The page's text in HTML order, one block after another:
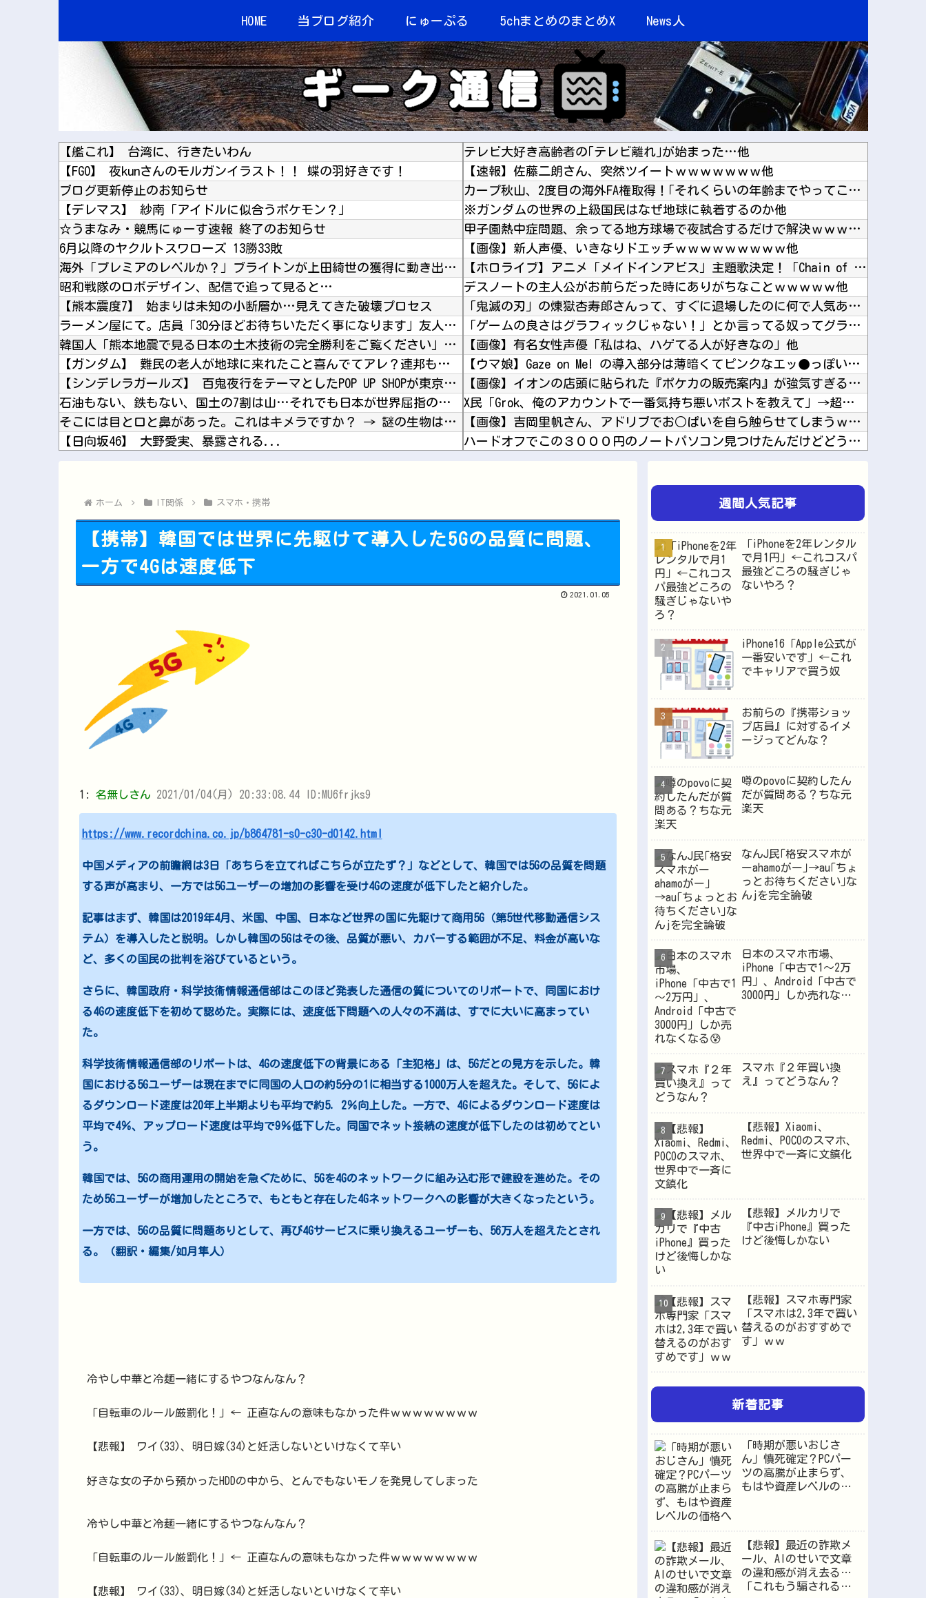
HOME 当ブログ紹介 にゅーぷる 5chまとめのまとめX News人
【艦これ】 台湾に、行きたいわん
【FGO】 夜kunさんのモルガンイラスト！！ 蝶の羽好きです！
ブログ更新停止のお知らせ
【デレマス】 紗南「アイドルに似合うポケモン？」
☆うまなみ・競馬にゅーす速報 終了のお知らせ
6月以降のヤクルトスワローズ 13勝33敗
海外「プレミアのレベルか？」ブライトンが上田綺世の獲得に動き出して海外大騒ぎ！（海外の反応...
昭和戦隊のロボデザイン、配信で追って見ると…
【熊本震度7】 始まりは未知の小断層か…見えてきた破壊プロセス
ラーメン屋にて。店員「30分ほどお待ちいただく事になります」友人「あ、じゃあいいです」→店...
韓国人「熊本地震で見る日本の土木技術の完全勝利をご覧ください」→「これはすごいわ」「こうい...
【ガンダム】 難民の老人が地球に来れたこと喜んでてアレ？連邦もやってることヤバくない？って...
【シンデレラガールズ】 百鬼夜行をテーマとしたPOP UP SHOPが東京・大阪にて開催
石油もない、鉄もない、国土の7割は山…それでも日本が世界屈指の経済大国になれた「勤勉さ」以...
そこには目と口と鼻があった。これはキメラですか？ → 謎の生物はこちらです…
【日向坂46】 大野愛実、暴露される...
ASDなんやが『冗談』とか『社交辞令』がマジでわからなくて怖い
テレビ大好き高齢者の｢テレビ離れ｣が始まった…他
【速報】佐藤二朗さん、突然ツイートｗｗｗｗｗｗｗ他
カープ秋山、2度目の海外FA権取得！｢それくらいの年齢までやってこられた｣他
※ガンダムの世界の上級国民はなぜ地球に執着するのか他
甲子園熱中症問題、余ってる地方球場で夜試合するだけで解決ｗｗｗｗｗｗｗｗｗｗｗｗｗｗｗｗｗ...
【画像】新人声優、いきなりドエッチｗｗｗｗｗｗｗｗｗ他
【ホロライブ】アニメ「メイドインアビス」主題歌決定！「Chain of the Abyss...
デスノートの主人公がお前らだった時にありがちなことｗｗｗｗｗ他
「鬼滅の刃」の煉獄杏寿郎さんって、すぐに退場したのに何で人気あるの？？他
「ゲームの良さはグラフィックじゃない！」とか言ってる奴ってグラセフ6やりたくないの？他
【画像】有名女性声優「私はね、ハゲてる人が好きなの」他
【ウマ娘】Gaze on Me! の導入部分は薄暗くてピンクなエッ●っぽい雰囲気だから何で...
【画像】イオンの店頭に貼られた『ポケカの販売案内』が強気すぎると話題にｗｗｗｗ他
X民「Grok、俺のアカウントで一番気持ち悪いポストを教えて」→超火力の回答に完全敗北する...
【画像】吉岡里帆さん、アドリブでお○ぱいを自ら触らせてしまうｗｗｗｗｗｗｗ他
ハードオフでこの３０００円のノートパソコン見つけたんだけどどうですか？他
人気YouTuberさん、動画内で最悪の秘密がバレて終わる・・・他
台湾への140億ドル規模の武器売却「確信している」 …米共和党重鎮、マコール議員が表明！他
【悲報】チーター、無理矢理カメラを設置されてしょんぼり顔他
中国「大洪水！」三峡ダム「9門開放！（全力放流」中国都市「三峡沿線の道路水没」中国政府「高...
モンスターハンターというゲームの魅力ってどんな部分だと思う？他
Powered by livedoor 相互RSS
ホーム IT関係 スマホ・携帯
【携帯】韓国では世界に先駆けて導入した5Gの品質に問題、
一方で4Gは速度低下
2021.01.05
1: 名無しさん 2021/01/04(月) 20:33:08.44 ID:MU6frjks9
https://www.recordchina.co.jp/b864781-s0-c30-d0142.html
中国メディアの前瞻網は3日「あちらを立てればこちらが立たず？」などとして、韓国では5Gの品質を問題
する声が高まり、一方では5Gユーザーの増加の影響を受け4Gの速度が低下したと紹介した。
記事はまず、韓国は2019年4月、米国、中国、日本など世界の国に先駆けて商用5G（第5世代移動通信シス
テム）を導入したと説明。しかし韓国の5Gはその後、品質が悪い、カバーする範囲が不足、料金が高いな
ど、多くの国民の批判を浴びているという。
さらに、韓国政府・科学技術情報通信部はこのほど発表した通信の質についてのリポートで、同国におけ
る4Gの速度低下を初めて認めた。実際には、速度低下問題への人々の不満は、すでに大いに高まってい
た。
科学技術情報通信部のリポートは、4Gの速度低下の背景にある「主犯格」は、5Gだとの見方を示した。韓
国における5Gユーザーは現在までに同国の人口の約5分の1に相当する1000万人を超えた。そして、5Gによ
るダウンロード速度は20年上半期よりも平均で約5．2％向上した。一方で、4Gによるダウンロード速度は
平均で4％、アップロード速度は平均で9％低下した。同国でネット接続の速度が低下したのは初めてとい
う。
韓国では、5Gの商用運用の開始を急ぐために、5Gを4Gのネットワークに組み込む形で建設を進めた。その
ため5Gユーザーが増加したところで、もともと存在した4Gネットワークへの影響が大きくなったという。
一方では、5Gの品質に問題ありとして、再び4Gサービスに乗り換えるユーザーも、56万人を超えたとされ
る。（翻訳・編集/如月隼人）
冷やし中華と冷麺一緒にするやつなんなん？
「自転車のルール厳罰化！」← 正直なんの意味もなかった件ｗｗｗｗｗｗｗｗ
【悲報】 ワイ(33)、明日嫁(34)と妊活しないといけなくて辛い
好きな女の子から預かったHDDの中から、とんでもないモノを発見してしまった
冷やし中華と冷麺一緒にするやつなんなん？
「自転車のルール厳罰化！」← 正直なんの意味もなかった件ｗｗｗｗｗｗｗｗ
【悲報】 ワイ(33)、明日嫁(34)と妊活しないといけなくて辛い
週間人気記事
「iPhoneを2年レンタル
で月1円」←これコスパ
最強どころの騒ぎじゃ
ないやろ？
iPhone16「Apple公式が
一番安いです」←これ
でキャリアで買う奴
お前らの『携帯ショッ
プ店員』に対するイメ
ージってどんな？
噂のpovoに契約したん
だが質問ある？ちな元
楽天
なんJ民｢格安スマホが
ーahamoがー｣→au｢ちょ
っとお待ちください｣な
んjを完全論破
日本のスマホ市場、
iPhone「中古で1～2万
円」、Android「中古で
3000円」しか売れなく
スマホ『２年買い換
え』ってどうなん？
【悲報】Xiaomi、
Redmi、POCOのスマホ、
世界中で一斉に文鎮化
【悲報】メルカリで
『中古iPhone』買った
けど後悔しかない
【悲報】スマホ専門家
「スマホは2,3年で買い
替えるのがおすすめで
す」ｗｗ
新着記事
「時期が悪いおじさ
ん」憤死確定？PCパー
ツの高騰が止まらず、
もはや資産レベルの価
【悲報】最近の詐欺メ
ール、AIのせいで文章
の違和感が消え去る…
「これもう騙されるや